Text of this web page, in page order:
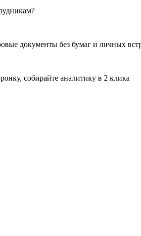
документы без бумаг и личных
собирайте аналитику в 2 клика